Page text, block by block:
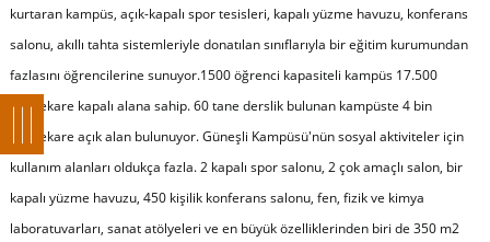
kurtaran kampüs, açık-kapalı spor tesisleri, kapalı yüzme havuzu, konferans
salonu, akıllı tahta sistemleriyle donatılan sınıflarıyla bir eğitim kurumundan
fazlasını öğrencilerine sunuyor.1500 öğrenci kapasiteli kampüs 17.500
metrekare kapalı alana sahip. 60 tane derslik bulunan kampüste 4 bin
metrekare açık alan bulunuyor. Güneşli Kampüsü'nün sosyal aktiviteler için
kullanım alanları oldukça fazla. 2 kapalı spor salonu, 2 çok amaçlı salon, bir
kapalı yüzme havuzu, 450 kişilik konferans salonu, fen, fizik ve kimya
laboratuvarları, sanat atölyeleri ve en büyük özelliklerinden biri de 350 m2